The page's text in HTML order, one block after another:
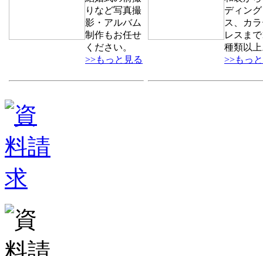
りなど写真撮
影・アルバム
制作もお任せ
ください。
>>もっと見る
ディン
ス、カ
レスまで
種類以
>>もっ